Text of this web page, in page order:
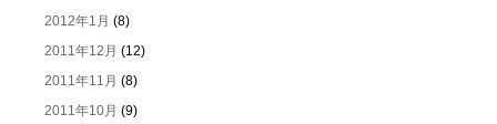
2012年1月 (8)
2011年12月 (12)
2011年11月 (8)
2011年10月 (9)